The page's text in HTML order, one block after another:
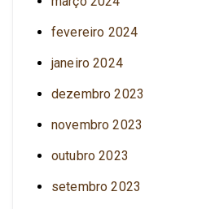
fevereiro 2024
janeiro 2024
dezembro 2023
novembro 2023
outubro 2023
setembro 2023